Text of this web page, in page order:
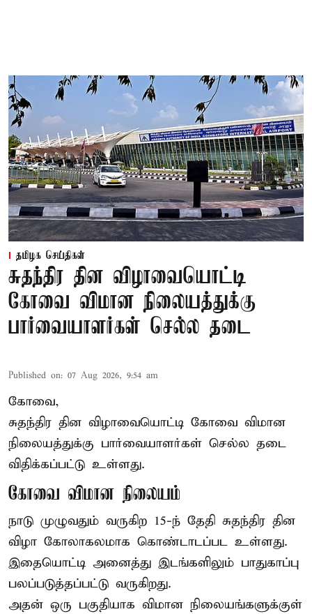
தமிழக செய்திகள்
சுதந்திர தின விழாவையொட்டி
கோவை விமான நிலையத்துக்கு
பார்வையாளர்கள் செல்ல தடை
Published on: 07 Aug 2026, 9:54 am
கோவை,
சுதந்திர தின விழாவையொட்டி கோவை விமான
நிலையத்துக்கு பார்வையாளர்கள் செல்ல தடை
விதிக்கப்பட்டு உள்ளது.
கோவை விமான நிலையம்
நாடு முழுவதும் வருகிற 15-ந் தேதி சுதந்திர தின
விழா கோலாகலமாக கொண்டாடப்பட உள்ளது.
இதையொட்டி அனைத்து இடங்களிலும் பாதுகாப்பு
பலப்படுத்தப்பட்டு வருகிறது.
அதன் ஒரு பகுதியாக விமான நிலையங்களுக்குள்